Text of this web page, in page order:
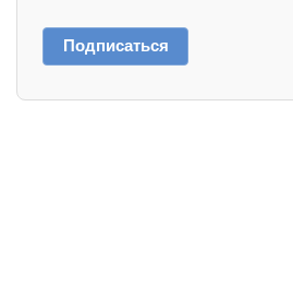
Подписаться